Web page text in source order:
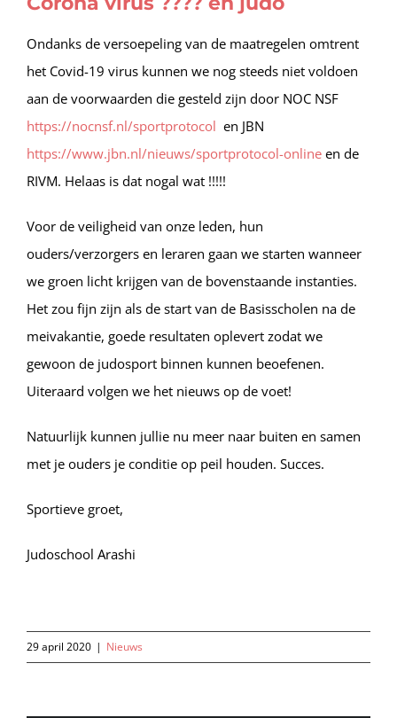
Ondanks de versoepeling van de maatregelen omtrent
het Covid-19 virus kunnen we nog steeds niet voldoen
aan de voorwaarden die gesteld zijn door NOC NSF
https://nocnsf.nl/sportprotocol en JBN
https://www.jbn.nl/nieuws/sportprotocol-online en de
RIVM. Helaas is dat nogal wat !!!!!
Voor de veiligheid van onze leden, hun
ouders/verzorgers en leraren gaan we starten wanneer
we groen licht krijgen van de bovenstaande instanties.
Het zou fijn zijn als de start van de Basisscholen na de
meivakantie, goede resultaten oplevert zodat we
gewoon de judosport binnen kunnen beoefenen.
Uiteraard volgen we het nieuws op de voet!
Natuurlijk kunnen jullie nu meer naar buiten en samen
met je ouders je conditie op peil houden. Succes.
Sportieve groet,
Judoschool Arashi
29 april 2020 | Nieuws